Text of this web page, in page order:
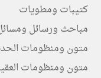
كتيبات ومطويات
مباحث ورسائل
متون ومنظومات
متون ومنظومات